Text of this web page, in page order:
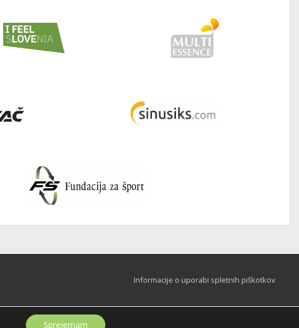
Informacije o uporabi spletnih piškotkov
Sprejemam